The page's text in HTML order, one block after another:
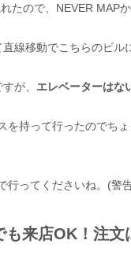
たので、NEVER MAP
線移動でこちらのビル
が、 エレベーターはな
を持って行ったのでち
行ってくださいね。(警
も来店OK！注文